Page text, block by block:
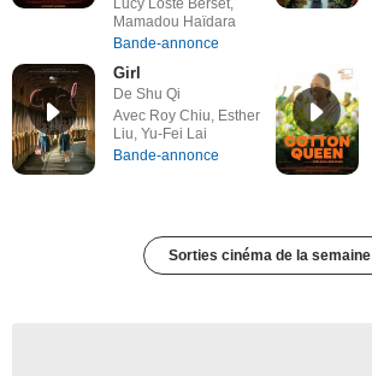
Lucy Loste Berset,
Mamadou Haïdara
Bande-annonce
Girl
De Shu Qi
Avec Roy Chiu, Esther
Liu, Yu-Fei Lai
Bande-annonce
Sorties cinéma de la semaine